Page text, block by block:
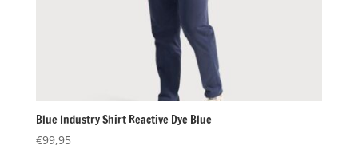
Blue Industry Shirt Reactive Dye Blue
€99,95